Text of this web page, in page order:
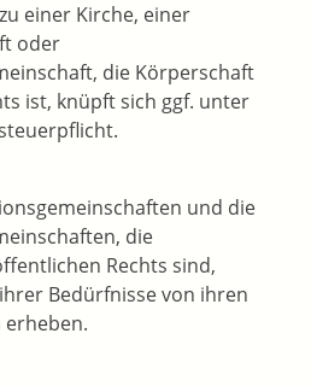
einer Kirche, einer
oder
die Körperschaft
ist, knüpft sich ggf. unter
und die
die
Rechts sind,
Bedürfnisse von ihren